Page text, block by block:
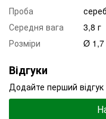
Проба
Середня вага
3,8 г
Розміри
Ø 1,7
Відгуки
Додайте перший відгук